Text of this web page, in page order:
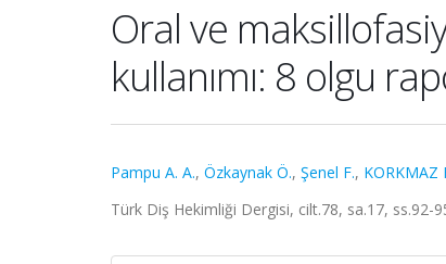
Oral ve
kullanımı: 8 olgu
Pampu A. A., Özkaynak Ö., Şenel F., KORKMAZ
Türk Diş Hekimliği Dergisi, cilt.78, sa.17, ss.92-